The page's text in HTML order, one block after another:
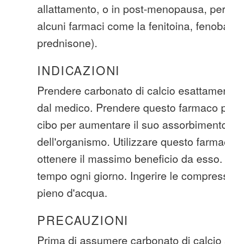
allattamento, o in post-menopausa,
alcuni farmaci come la fenitoina,
prednisone).
INDICAZIONI
Prendere carbonato di calcio
dal medico. Prendere questo farmaco
cibo per aumentare il suo
dell'organismo. Utilizzare questo
ottenere il massimo beneficio da
tempo ogni giorno. Ingerire le
pieno d'acqua.
PRECAUZIONI
Prima di assumere carbonato di